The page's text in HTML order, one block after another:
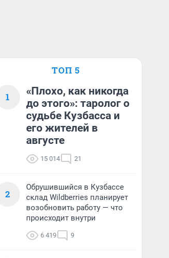
ТОП 5
1
«Плохо, как никогда
до этого»: таролог о
судьбе Кузбасса и
его жителей в
августе
15 014 21
2
Обрушившийся в Кузбассе
склад Wildberries планирует
возобновить работу — что
происходит внутри
6 419 9